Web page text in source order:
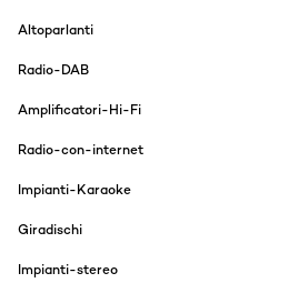
Altoparlanti
Radio-DAB
Amplificatori-Hi-Fi
Radio-con-internet
Impianti-Karaoke
Giradischi
Impianti-stereo